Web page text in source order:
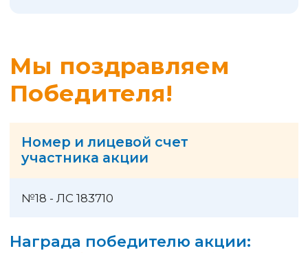
в акции?
Участвовать в акции может любой
лет, являющийся пользователем
«Квартплата+» или Платежного
кабинета Системы «Город»
и оплативший услуги управляющей
Как стать участником
акции?